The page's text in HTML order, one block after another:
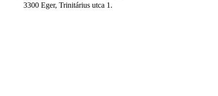
3300 Eger, Trinitárius utca 1.